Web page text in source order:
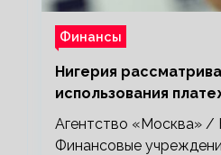
Финансы
Нигерия
использования
«Мир»
Агентство «Москва» /
Финансовые